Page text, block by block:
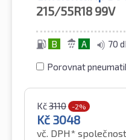
215/55R18 99V
B A 70
Porovnat
Kč3110 -2%
Kč 3048
vč. DPH*